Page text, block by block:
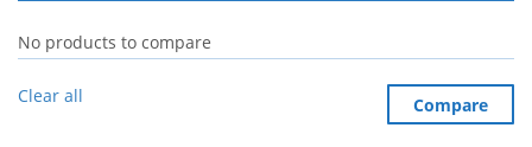
No products to compare
Clear all Compare